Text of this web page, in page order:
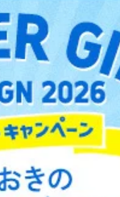
料が必要で
留480円、本
です。国外へ
きます。
定額小為替を
請者のご負担
でお願いしま
採用情報